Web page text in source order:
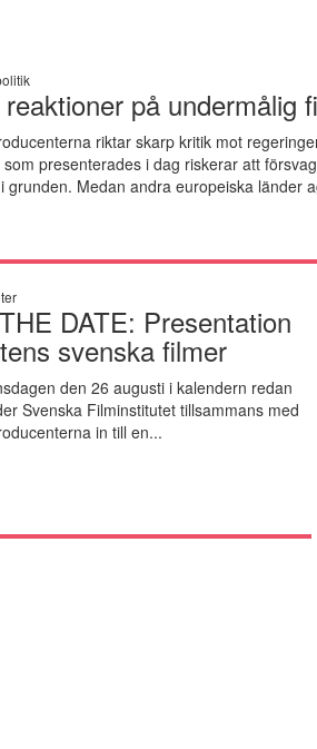
på undermålig
riktar skarp kritik mot
presenterades i dag riskerar att
grunden. Medan andra europeiska länder
DATE: Presentation
svenska filmer
den 26 augusti i kalendern redan
Svenska Filminstitutet tillsammans med
in till en...